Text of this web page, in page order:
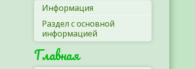
Информация
Раздел с основной
информацией
Главная